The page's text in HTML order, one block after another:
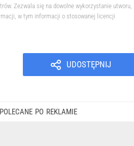
Zezwala się na dowolne wykorzystanie utworu,
w tym informacji o stosowanej licencji
UDOSTĘPNIJ